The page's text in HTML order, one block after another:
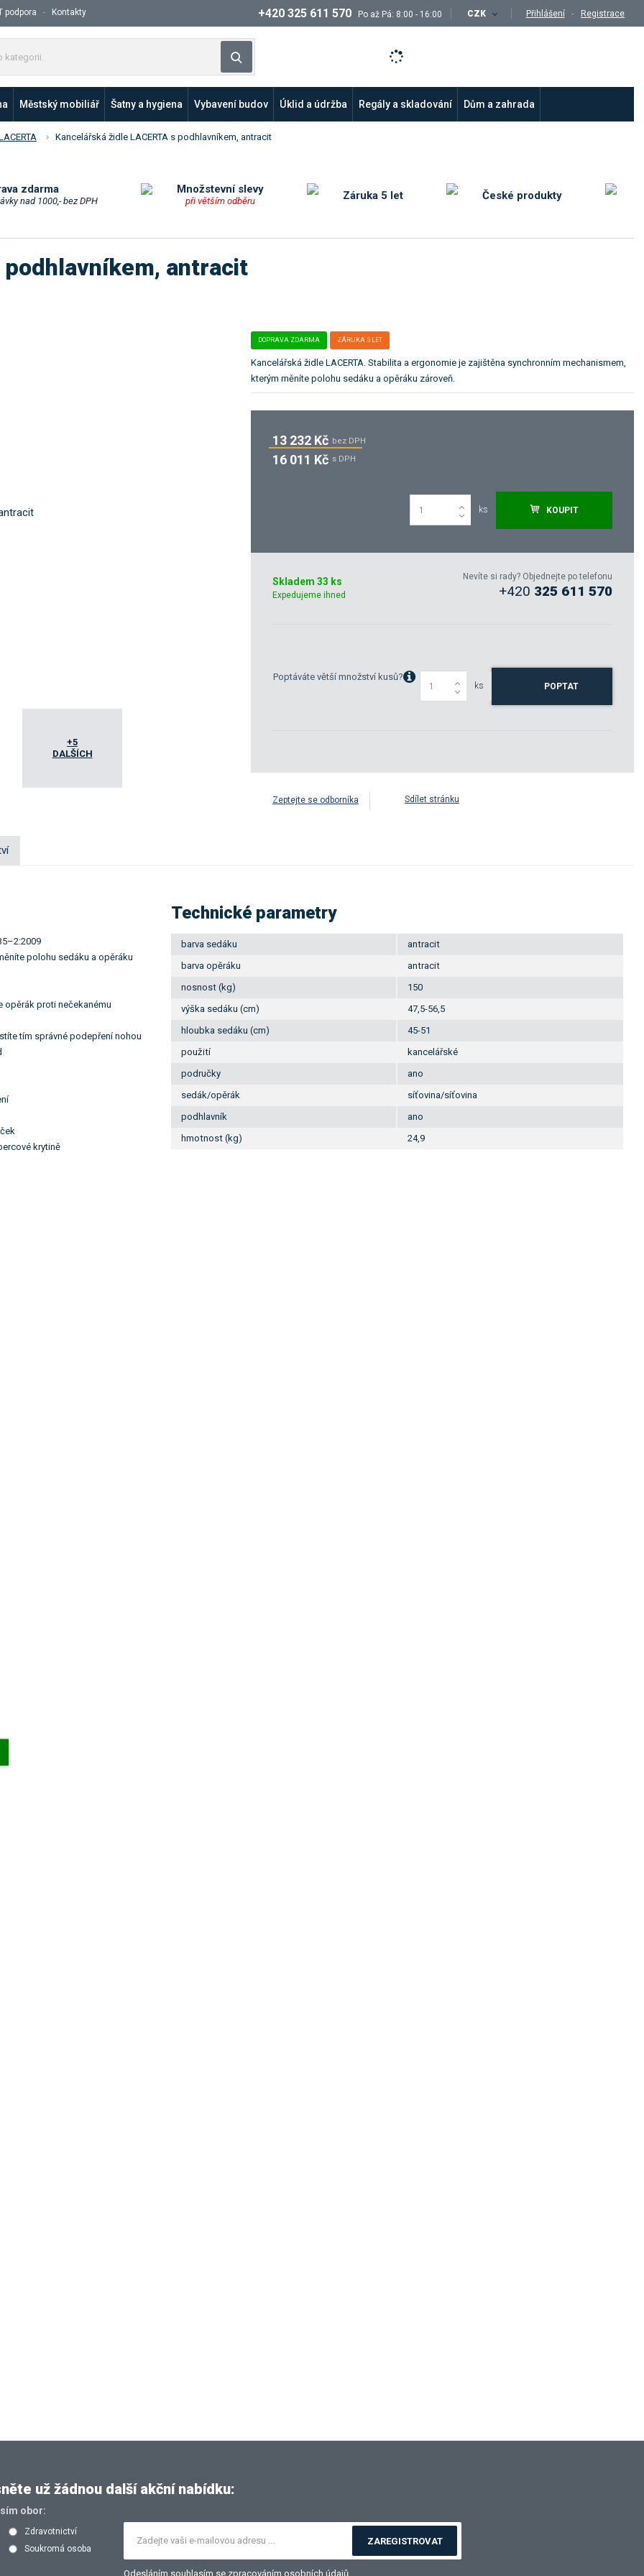
podpora Kontakty +420 325 611 570 Po až Pá: 8:00 - 16:00 CZK Přihlášení Registrace
d
j
t
e
d
n
Městský mobiliář Šatny a hygiena Vybavení budov Úklid a údržba Regály a skladování Dům a zahrada
Kancelářská židle LACERTA s podhlavníkem, antracit
zdarma
nad 1000,- bez DPH
Množstevní slevy
při větším odběru Záruka 5 let České produkty
podhlavníkem, antracit
+5
DALŠÍCH
DOPRAVA ZDARMA ZÁRUKA 5 LET
Kancelářská židle LACERTA. Stabilita a ergonomie je zajištěna synchronním mechanismem,
kterým měníte polohu sedáku a opěráku zároveň.
13 232 Kč bez DPH
16 011 Kč s DPH
ks KOUPIT
Skladem 33 ks
Expedujeme ihned
Nevíte si rady? Objednejte po telefonu
+420 325 611 570
Poptáváte větší množství kusů?
ks POPTAT
Zeptejte se odborníka Sdílet stránku
polohu sedáku a opěráku
opěrák proti nečekanému
tím správné podepření nohou
krytině
Technické parametry
barva sedáku
antracit
barva opěráku
antracit
nosnost (kg)
150
výška sedáku (cm)
47,5-56,5
hloubka sedáku (cm)
45-51
použití
kancelářské
područky
ano
sedák/opěrák
síťovina/síťovina
podhlavník
ano
hmotnost (kg)
24,9
už žádnou další akční nabídku:
obor:
Zdravotnictví
Soukromá osoba
ZAREGISTROVAT
Odesláním souhlasím se zpracováním osobních údajů